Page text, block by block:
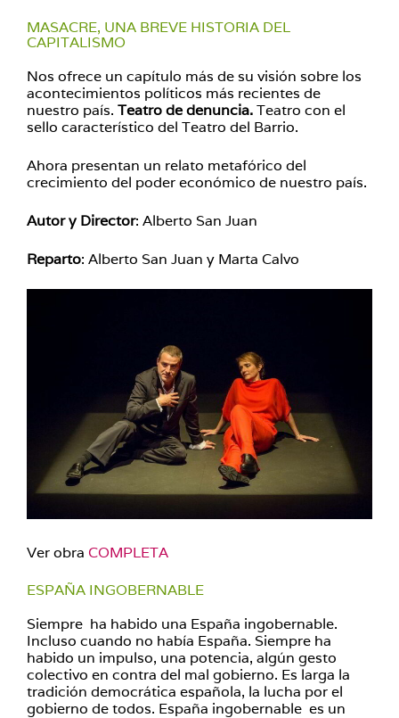
MASACRE, UNA BREVE HISTORIA DEL
CAPITALISMO
Nos ofrece un capítulo más de su visión sobre los
acontecimientos políticos más recientes de
nuestro país. Teatro de denuncia.Teatro con el
sello característico del Teatro del Barrio.
Ahora presentan un relato metafórico del
crecimiento del poder económico de nuestro país.
Autor y Director: Alberto San Juan
Reparto: Alberto San Juan y Marta Calvo
Ver obra COMPLETA
ESPAÑA INGOBERNABLE
Siempre ha habido una España ingobernable.
Incluso cuando no había España. Siempre ha
habido un impulso, una potencia, algún gesto
colectivo en contra del mal gobierno. Es larga la
tradición democrática española, la lucha por el
gobierno de todos. España ingobernable es un